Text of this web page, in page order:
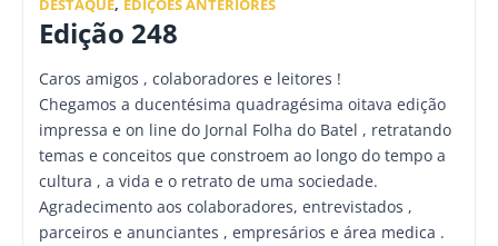
DESTAQUE, EDIÇÕES ANTERIORES
Edição 248
Caros amigos , colaboradores e leitores !
Chegamos a ducentésima quadragésima oitava edição
impressa e on line do Jornal Folha do Batel , retratando
temas e conceitos que constroem ao longo do tempo a
cultura , a vida e o retrato de uma sociedade.
Agradecimento aos colaboradores, entrevistados ,
parceiros e anunciantes , empresários e área medica .